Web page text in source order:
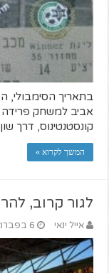
אביב למשחק פרידה
קונסטנטינוס, דרך
המשך לקרוא »
לגור קרוב,
אייל ינאי 6 בפברואר 2018